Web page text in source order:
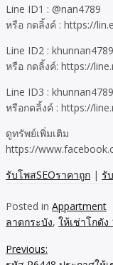
Line ID1 : @nan4789
หรือ กดลิ้งค์ : https://
Line ID2 : khunnan4789
หรือ กดลิ้งค์: https://
Line ID3 :
หรือกดลิ้งค์ : https://
ดูทรัพย์เพิ่มเติม
https://
รับโพสSEOราคาถูก | รั
Posted in Appartment
ลาดกระบัง, ให้เช่าโกดัง
Post
Previous: